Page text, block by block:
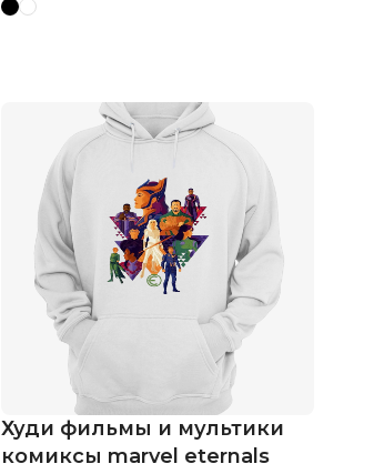
Худи фильмы и мультики
комиксы marvel eternals